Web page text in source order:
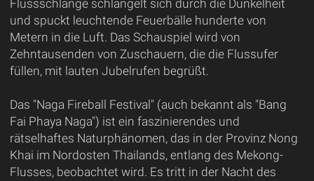
Flussschlange schlängelt sich durch die Dunkelheit
und spuckt leuchtende Feuerbälle hunderte von
Metern in die Luft. Das Schauspiel wird von
Zehntausenden von Zuschauern, die die Flussufer
füllen, mit lauten Jubelrufen begrüßt.
Das "Naga Fireball Festival" (auch bekannt als "Bang
Fai Phaya Naga") ist ein faszinierendes und
rätselhaftes Naturphänomen, das in der Provinz Nong
Khai im Nordosten Thailands, entlang des Mekong-
Flusses, beobachtet wird. Es tritt in der Nacht des